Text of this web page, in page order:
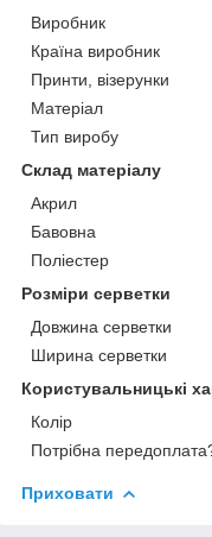
Виробник
Країна виробник
Принти, візерунки
Матеріал
Тип виробу
Склад матеріалу
Акрил
Бавовна
Поліестер
Розміри серветки
Довжина серветки
Ширина серветки
Користувальницькі
Колір
Потрібна
Приховати